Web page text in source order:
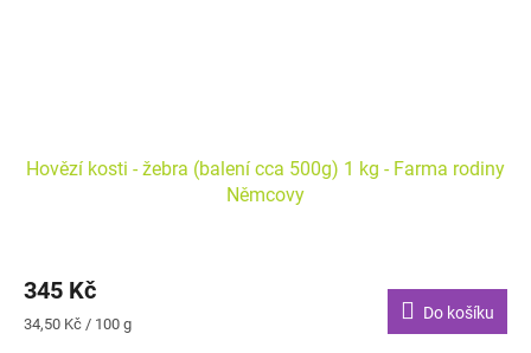
Hovězí kosti - žebra (balení cca 500g) 1 kg - Farma rodiny
Němcovy
345 Kč
Měrná
34,50 Kč / 100 g
Do košíku